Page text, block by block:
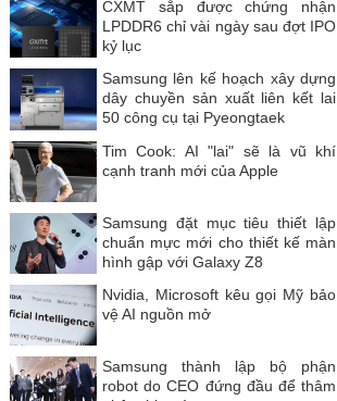
CXMT sắp được chứng nhận
LPDDR6 chỉ vài ngày sau đợt IPO
kỷ lục
Samsung lên kế hoạch xây dựng
dây chuyền sản xuất liên kết lai
50 công cụ tại Pyeongtaek
Tim Cook: AI "lai" sẽ là vũ khí
cạnh tranh mới của Apple
Samsung đặt mục tiêu thiết lập
chuẩn mực mới cho thiết kế màn
hình gập với Galaxy Z8
Nvidia, Microsoft kêu gọi Mỹ bảo
vệ AI nguồn mở
Samsung thành lập bộ phận
robot do CEO đứng đầu để thâm